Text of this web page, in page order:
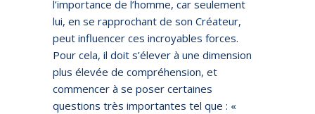
l’importance de l’homme, car seulement
lui, en se rapprochant de son Créateur,
peut influencer ces incroyables forces.
Pour cela, il doit s’élever à une dimension
plus élevée de compréhension, et
commencer à se poser certaines
questions très importantes tel que : «